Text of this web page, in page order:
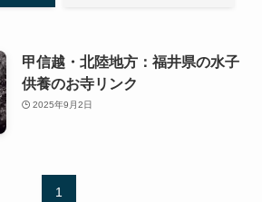
甲信越・北陸地方：福井県の水子
供養のお寺リンク
2025年9月2日
1